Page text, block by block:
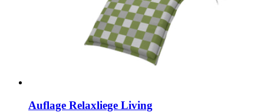
Auflage Relaxliege Living